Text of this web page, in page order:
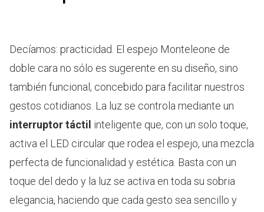
Decíamos: practicidad. El espejo Monteleone de
doble cara no sólo es sugerente en su diseño, sino
también funcional, concebido para facilitar nuestros
gestos cotidianos. La luz se controla mediante un
interruptor táctil inteligente que, con un solo toque,
activa el LED circular que rodea el espejo, una mezcla
perfecta de funcionalidad y estética. Basta con un
toque del dedo y la luz se activa en toda su sobria
elegancia, haciendo que cada gesto sea sencillo y